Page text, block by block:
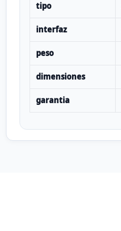
tipo
interfaz
peso
dimensiones
garantia